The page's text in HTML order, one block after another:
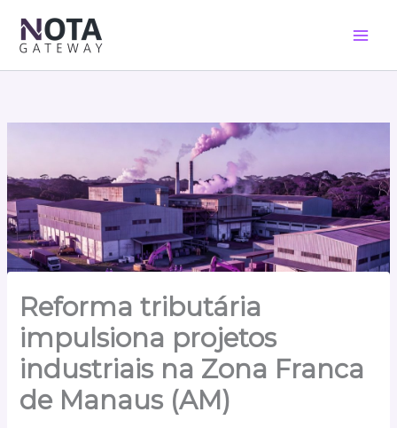
para
conteúdo
Reforma tributária
impulsiona projetos
industriais na Zona Franca
de Manaus (AM)